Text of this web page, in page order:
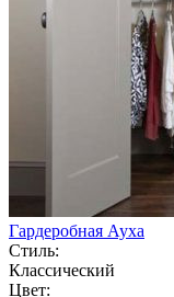
Гардеробная Ауха
Стиль:
Классический
Цвет: